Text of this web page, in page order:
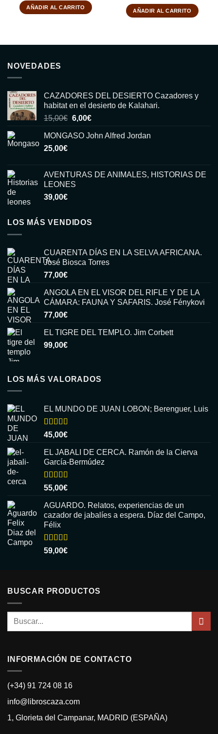
AÑADIR AL CARRITO
AÑADIR AL CARRITO
NOVEDADES
CAZADORES DEL DESIERTO Cazadores y
habitat en el desierto de Kalahari.
15,00€ El
original
6,00€El
actual
MONGASO John Alfred Jordan
25,00€
AVENTURAS DE ANIMALES, HISTORIAS DE
LEONES
39,00€
LOS MÁS VENDIDOS
CUARENTA DÍAS EN LA SELVA AFRICANA.
José Biosca Torres
77,00€
ANGOLA EN EL VISOR DEL RIFLE Y DE LA
CÁMARA: FAUNA Y SAFARIS. José Fénykovi
77,00€
EL TIGRE DEL TEMPLO. Jim Corbett
99,00€
LOS MÁS VALORADOS
EL MUNDO DE JUAN LOBON; Berenguer, Luis
Valorado
con
5
45,00€
EL JABALI DE CERCA. Ramón de la Cierva
García-Bermúdez
Valorado
con
5
55,00€
AGUARDO. Relatos, experiencias de un
cazador de jabalíes a espera. Díaz del Campo,
Félix
Valorado
con
59,00€
BUSCAR PRODUCTOS
Buscar
INFORMACIÓN DE CONTACTO
(+34) 91 724 08 16
info@libroscaza.com
1, Glorieta del Campanar, MADRID (ESPAÑA)